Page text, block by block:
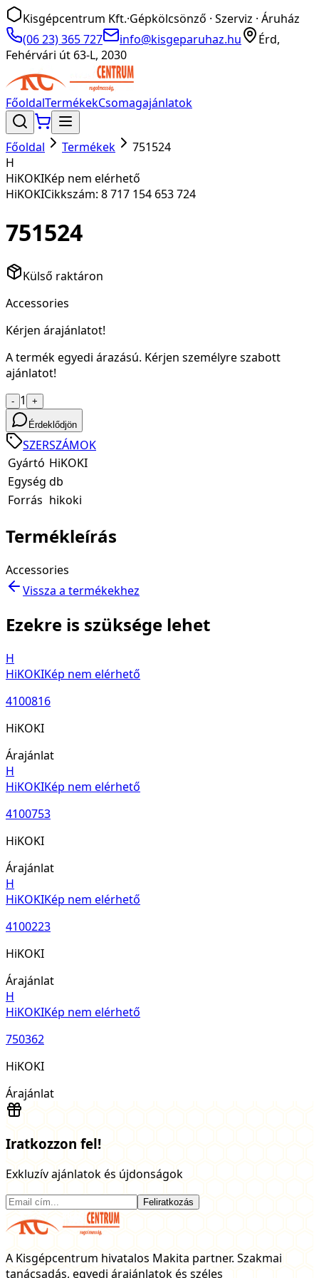
Kisgépcentrum Kft.·Gépkölcsönző · Szerviz · Áruház
(06 23) 365 727
info@kisgeparuhaz.hu
Érd,
Fehérvári út 63-L, 2030
FőoldalTermékekCsomagajánlatok
Főoldal Termékek
751524
H
HiKOKIKép nem elérhető
HiKOKICikkszám: 8 717 154 653 724
751524
Külső raktáron
Accessories
Kérjen árajánlatot!
A termék egyedi árazású. Kérjen személyre szabott
ajánlatot!
- 1 +
Érdeklődjön
SZERSZÁMOK
Gyártó HiKOKI
Egység db
Forrás hikoki
Termékleírás
Accessories
Vissza a termékekhez
Ezekre is szüksége lehet
H
HiKOKIKép nem elérhető
4100816
HiKOKI
Árajánlat
H
HiKOKIKép nem elérhető
4100753
HiKOKI
Árajánlat
H
HiKOKIKép nem elérhető
4100223
HiKOKI
Árajánlat
H
HiKOKIKép nem elérhető
750362
HiKOKI
Árajánlat
Iratkozzon fel!
Exkluzív ajánlatok és újdonságok
Feliratkozás
A Kisgépcentrum hivatalos Makita partner. Szakmai
tanácsadás, egyedi árajánlatok és széles